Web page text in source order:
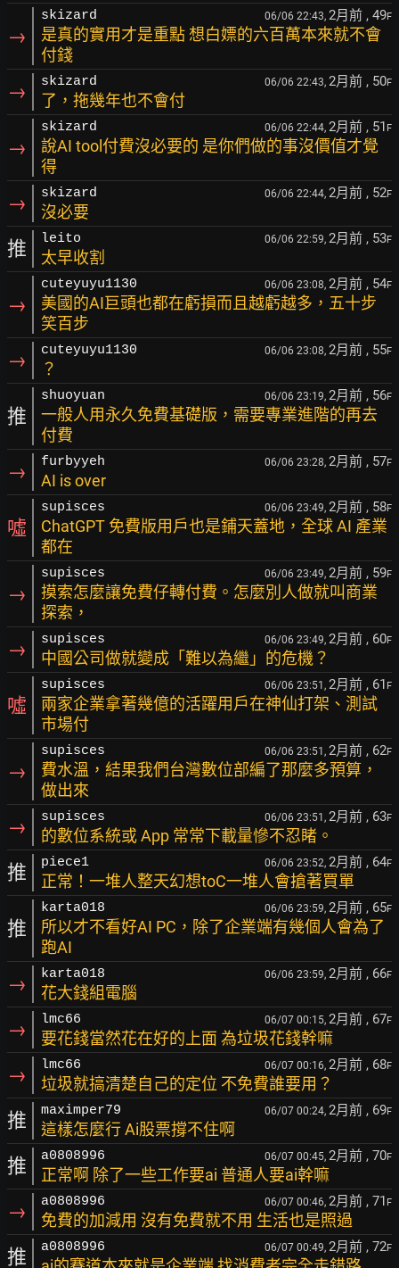
→
skizard 06/06 22:43, 2月前 , 49F
是真的實用才是重點 想白嫖的六百萬本來就不會
付錢
→ skizard 06/06 22:43, 2月前 , 50F
了，拖幾年也不會付
→
skizard 06/06 22:44, 2月前 , 51 F
說AI tool付費沒必要的 是你們做的事沒價值才覺
得
→ skizard 06/06 22:44, 2月前 , 52F
沒必要
推 leito 06/06 22:59, 2月前 , 53F
太早收割
→
cuteyuyu1130 06/06 23:08, 2月前 , 54F
美國的AI巨頭也都在虧損而且越虧越多，五十步
笑百步
→ cuteyuyu1130 06/06 23:08, 2月前 , 55F
？
推
shuoyuan 06/06 23:19, 2月前 , 56F
一般人用永久免費基礎版，需要專業進階的再去
付費
→ furbyyeh 06/06 23:28, 2月前 , 57F
AI is over
噓
supisces 06/06 23:49, 2月前 , 58F
ChatGPT 免費版用戶也是鋪天蓋地，全球 AI 產業
都在
→
supisces 06/06 23:49, 2月前 , 59F
摸索怎麼讓免費仔轉付費。怎麼別人做就叫商業
探索，
→ supisces 06/06 23:49, 2月前 , 60F
中國公司做就變成「難以為繼」的危機？
噓
supisces 06/06 23:51, 2月前 , 61 F
兩家企業拿著幾億的活躍用戶在神仙打架、測試
市場付
→
supisces 06/06 23:51, 2月前 , 62F
費水溫，結果我們台灣數位部編了那麼多預算，
做出來
→ supisces 06/06 23:51, 2月前 , 63F
的數位系統或 App 常常下載量慘不忍睹。
推 piece1 06/06 23:52, 2月前 , 64F
正常！一堆人整天幻想toC一堆人會搶著買單
推
karta018 06/06 23:59, 2月前 , 65F
所以才不看好AI PC，除了企業端有幾個人會為了
跑AI
→ karta018 06/06 23:59, 2月前 , 66F
花大錢組電腦
→ lmc66 06/07 00:15, 2月前 , 67F
要花錢當然花在好的上面 為垃圾花錢幹嘛
→ lmc66 06/07 00:16, 2月前 , 68F
垃圾就搞清楚自己的定位 不免費誰要用？
推 maximper79 06/07 00:24, 2月前 , 69F
這樣怎麼行 Ai股票撐不住啊
推 a0808996 06/07 00:45, 2月前 , 70F
正常啊 除了一些工作要ai 普通人要ai幹嘛
→ a0808996 06/07 00:46, 2月前 , 71 F
免費的加減用 沒有免費就不用 生活也是照過
推 a0808996 06/07 00:49, 2月前 , 72F